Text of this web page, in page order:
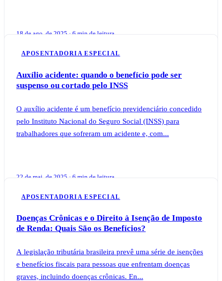
18 de ago. de 2025 · 6 min de leitura
APOSENTADORIA ESPECIAL
Auxílio acidente: quando o benefício pode ser
suspenso ou cortado pelo INSS
O auxílio acidente é um benefício previdenciário concedido
pelo Instituto Nacional do Seguro Social (INSS) para
trabalhadores que sofreram um acidente e, com...
22 de mai. de 2025 · 6 min de leitura
APOSENTADORIA ESPECIAL
Doenças Crônicas e o Direito à Isenção de Imposto
de Renda: Quais São os Benefícios?
A legislação tributária brasileira prevê uma série de isenções
e benefícios fiscais para pessoas que enfrentam doenças
graves, incluindo doenças crônicas. En...